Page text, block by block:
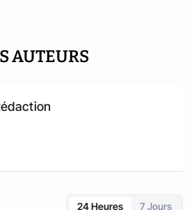
AUTEURS
24 Heures 7 Jours